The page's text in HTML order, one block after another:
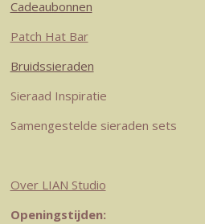
Cadeaubonnen
Patch Hat Bar
Bruidssieraden
Sieraad Inspiratie
Samengestelde sieraden sets
Over LIAN Studio
Openingstijden: